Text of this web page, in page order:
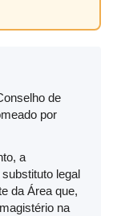
de
por
a
legal
da Área que,
na